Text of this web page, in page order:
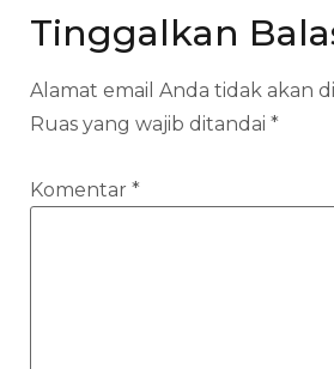
Tinggalkan
Alamat email Anda tidak akan
Ruas yang wajib ditandai *
Komentar *